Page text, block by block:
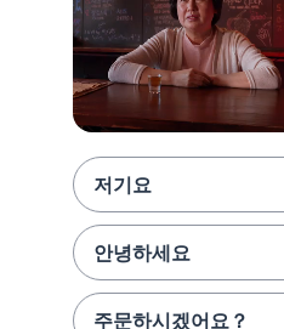
저기요
안녕하세요
주문하시겠어요？